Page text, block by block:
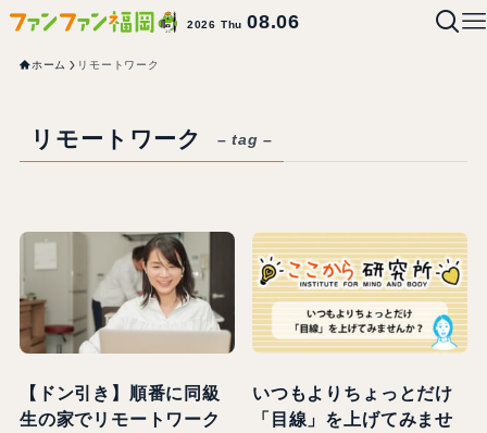
2026 Thu08.06
ホーム リモートワーク
リモートワーク – tag –
【ドン引き】順番に同級
生の家でリモートワーク
いつもよりちょっとだけ
「目線」を上げてみませ